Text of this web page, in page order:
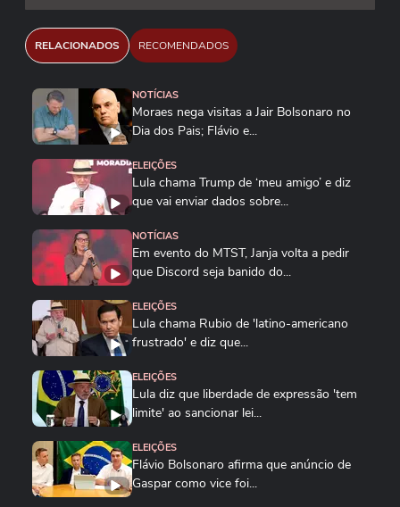
RELACIONADOS RECOMENDADOS
NOTÍCIAS
Moraes nega visitas a Jair Bolsonaro no
Dia dos Pais; Flávio e...
ELEIÇÕES
Lula chama Trump de ‘meu amigo’ e diz
que vai enviar dados sobre...
NOTÍCIAS
Em evento do MTST, Janja volta a pedir
que Discord seja banido do...
ELEIÇÕES
Lula chama Rubio de 'latino-americano
frustrado' e diz que...
ELEIÇÕES
Lula diz que liberdade de expressão 'tem
limite' ao sancionar lei...
ELEIÇÕES
Flávio Bolsonaro afirma que anúncio de
Gaspar como vice foi...